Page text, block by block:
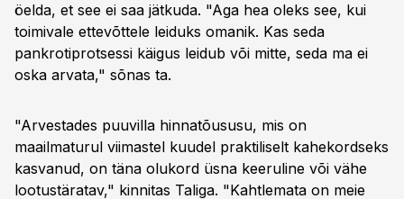
öelda, et see ei saa jätkuda. "Aga hea oleks see, kui
toimivale ettevõttele leiduks omanik. Kas seda
pankrotiprotsessi käigus leidub või mitte, seda ma ei
oska arvata," sõnas ta.
"Arvestades puuvilla hinnatõususu, mis on
maailmaturul viimastel kuudel praktiliselt kahekordseks
kasvanud, on täna olukord üsna keeruline või vähe
lootustäratav," kinnitas Taliga. "Kahtlemata on meie